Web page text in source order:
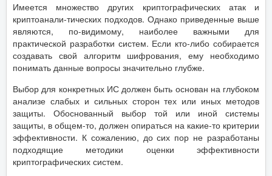
Имеется множество других криптографических атак и
криптоанали-тических подходов. Однако приведенные выше
являются, по-видимому, наиболее важными для
практической разработки систем. Если кто-либо собирается
создавать свой алгоритм шифрования, ему необходимо
понимать данные вопросы значительно глубже.
Выбор для конкретных ИС должен быть основан на глубоком
анализе слабых и сильных сторон тех или иных методов
защиты. Обоснованный выбор той или иной системы
защиты, в общем-то, должен опираться на какие-то критерии
эффективности. К сожалению, до сих пор не разработаны
подходящие методики оценки эффективности
криптографических систем.